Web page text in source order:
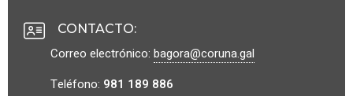
CONTACTO:
Correo electrónico: bagora@coruna.gal
Teléfono: 981 189 886